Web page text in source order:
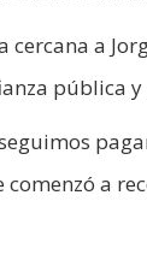
a
pública y
a